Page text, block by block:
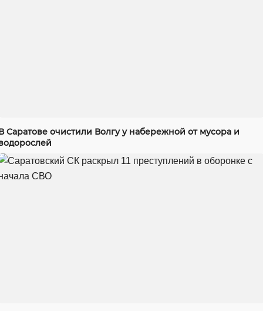
Саратове очистили Волгу у набережной от мусора и